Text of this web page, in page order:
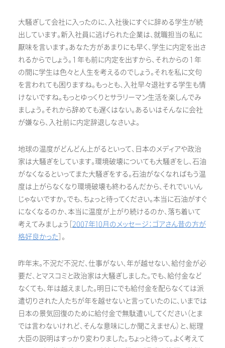
大騒ぎして会社に入ったのに、入社後にすぐに辞める学生が続
出しています。新入社員に逃げられた企業は、就職担当の私に
厭味を言います。あなた方があまりにも早く、学生に内定を出さ
れるからでしょう。１年も前に内定を出すから、それからの１年
の間に学生は色々と人生を考えるのでしょう。それを私に文句
を言われても困りますね。もっとも、入社早々退社する学生も情
けないですね。もっとゆっくりとサラリーマン生活を楽しんでみ
ましょう。それから辞めても遅くはない。あるいはそんなに会社
が嫌なら、入社前に内定辞退しなさいよ。
地球の温度がどんどん上がるといって、日本のメディアや政治
家は大騒ぎをしています。環境破壊についても大騒ぎをし、石油
がなくなるといってまた大騒ぎをする。石油がなくなればもう温
度は上がらなくなり環境破壊も終わるんだから、それでいいん
じゃないですか。でも、ちょっと待ってください。本当に石油がすぐ
になくなるのか、本当に温度が上がり続けるのか、落ち着いて
考えてみましょう［2007年10月のメッセージ：ゴアさん昔の方が
格好良かった］。
昨年末。不況だ不況だ、仕事がない、年が越せない、給付金が必
要だ、とマスコミと政治家は大騒ぎしました。でも、給付金など
なくても、年は越えました。明日にでも給付金を配らなくては派
遣切りされた人たちが年を越せないと言っていたのに、いまでは
日本の景気回復のために給付金で無駄遣いしてください（とま
では言わないけれど、そんな意味にしか聞こえません）と、総理
大臣の説明はすっかり変わりました。ちょっと待って。よく考えて